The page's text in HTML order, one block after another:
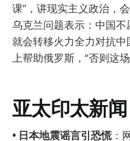
课”，讲现实主义政治，
乌克兰问题表示：中国
就会转移火力全力对抗
上帮助俄罗斯，“否则这
亚太印太新闻
• 日本地震谣言引恐慌 ：